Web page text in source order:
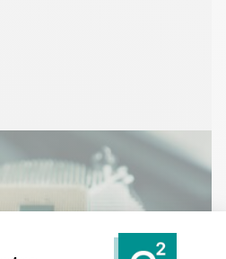
de l’automobile, de la